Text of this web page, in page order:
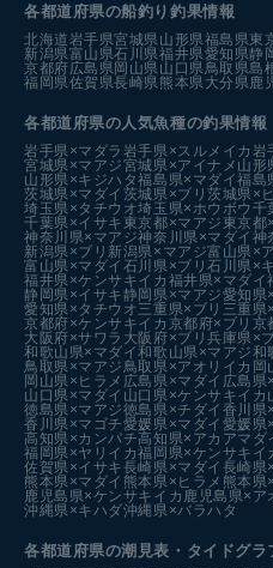
各都道府県の船釣り釣果情報
北海道 岩手県宮城県 山形県福島県東
新潟県富山県石川県福井県愛知県静
京都府広島県岡山県 山口県 鳥取県島
福岡県佐賀県長崎県 熊本県 大分県 鹿
各都道府県の人気魚種の釣果情報
岩手県×マダラ 岩手県×スルメイカ 岩
宮城県×マアジ宮城県×アイナメ 山形
山形県×キジハタ福島県×マダイ福島
茨城県×マダイ 茨城県×ブリ茨城県×
埼玉県×タチウオ埼玉県×ホウボウ 千
千葉県×イサキ 東京都×マアジ 東京都
神奈川県×マアジ神奈川県×マダイ 神
新潟県×ブリ 新潟県×マアジ富山県×
富山県×マダイ 石川県×ブリ石川県×
福井県×ケンサキイカ 福井県×マダイ
静岡県×イサキ静岡県×マアジ愛知県
愛知県×タチウオ三重県×ブリ 三重県
京都府×ケンサキイカ 京都府×ブリ 京
大阪府×サワラ 大阪府×ブリ兵庫県×
和歌山県×マダイ和歌山県×マアジ和
鳥取県×マアジ 鳥取県×アオリイカ 岡
岡山県×ヒラメ 広島県×マダイ 広島県
山口県×マダイ 山口県×ケンサキイカ
徳島県×マアジ徳島県×チダイ 香川県
香川県×マゴチ愛媛県×マダイ 愛媛県
高知県×カンパチ高知県×アカアマダ
福岡県×ヤリイカ福岡県×ケンサキイ
佐賀県×イサキ長崎県×マダイ 長崎県
熊本県×マダイ 熊本県×ヒラメ 熊本県
鹿児島県×ケンサキイカ 鹿児島県×ア
沖縄県×キハダ沖縄県×バラハタ
各都道府県の潮見表 ・タイドグラ